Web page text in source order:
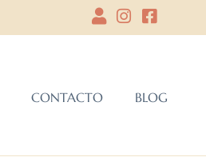
CONTACTO BLOG